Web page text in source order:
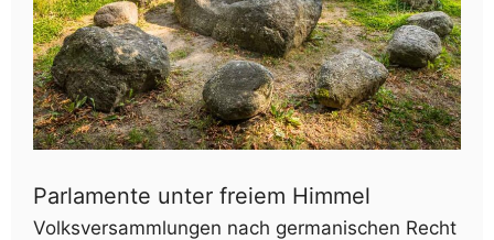
Parlamente unter freiem Himmel
Volksversammlungen nach germanischen Recht